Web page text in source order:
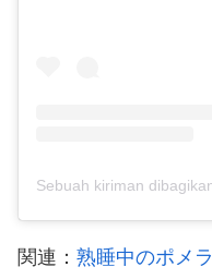
関連： 熟睡中のポメ